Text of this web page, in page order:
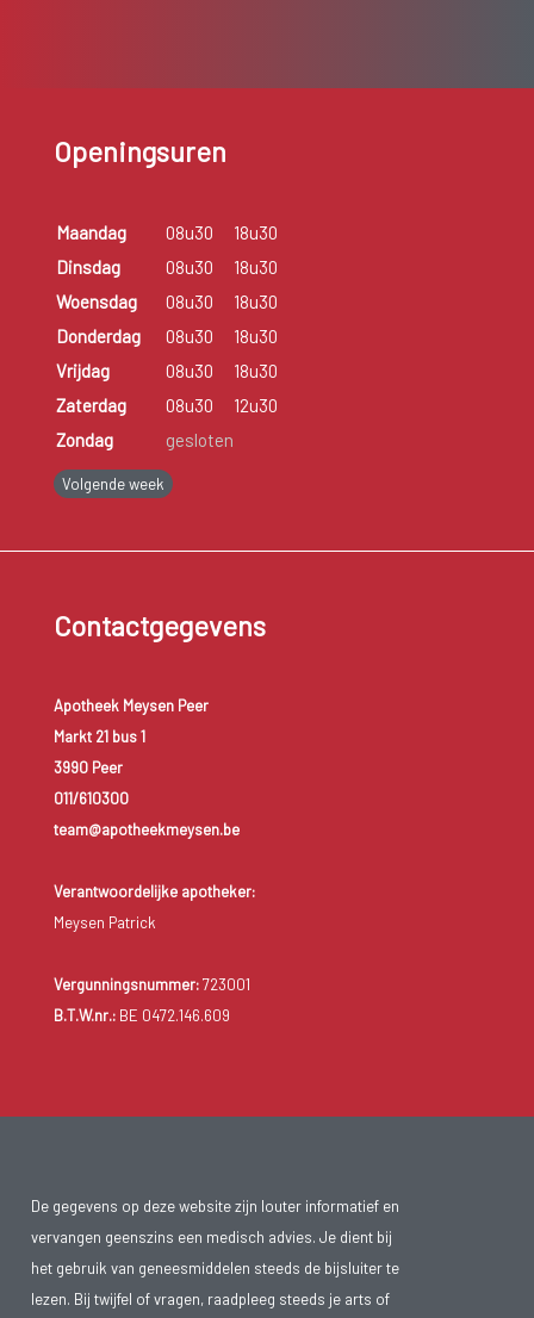
Openingsuren
Maandag 08u30
18u30
Dinsdag
08u30
18u30
Woensdag
08u30
18u30
Donderdag
08u30
18u30
Vrijdag
08u30
18u30
Zaterdag
08u30
12u30
Zondag
gesloten
Volgende week
Contactgegevens
Apotheek Meysen Peer
Markt 21 bus 1
3990 Peer
011/610300
team@apotheekmeysen.be
Verantwoordelijke apotheker:
Meysen Patrick
Vergunningsnummer:723001
B.T.W.nr.:BE 0472.146.609
De gegevens op deze website zijn louter informatief en
vervangen geenszins een medisch advies. Je dient bij
het gebruik van geneesmiddelen steeds de bijsluiter te
lezen. Bij twijfel of vragen, raadpleeg steeds je arts of